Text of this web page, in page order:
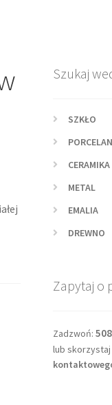
Szukaj
SZKŁO
CERAMIKA
METAL
EMALIA
DREWNO
Zapytaj o
Zadzwoń:
lub skorzystaj